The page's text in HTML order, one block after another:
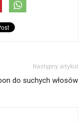
Następny artykuł
do suchych włosów